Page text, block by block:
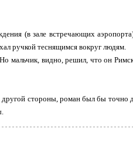
(в зале встречающих
ручкой теснящимся вокруг людям.
мальчик, видно, решил, что он
стороны, роман был бы точно